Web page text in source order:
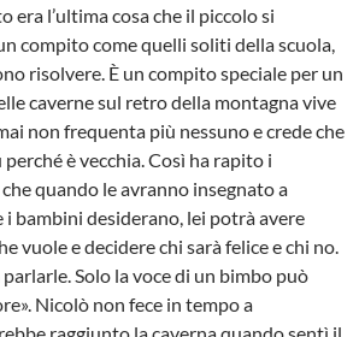
era l’ultima cosa che il piccolo si
compito come quelli soliti della scuola,
risolvere. È un compito speciale per un
caverne sul retro della montagna vive
non frequenta più nessuno e crede che
è vecchia. Così ha rapito i
quando le avranno insegnato a
bambini desiderano, lei potrà avere
vuole e decidere chi sarà felice e chi no.
Solo la voce di un bimbo può
Nicolò non fece in tempo a